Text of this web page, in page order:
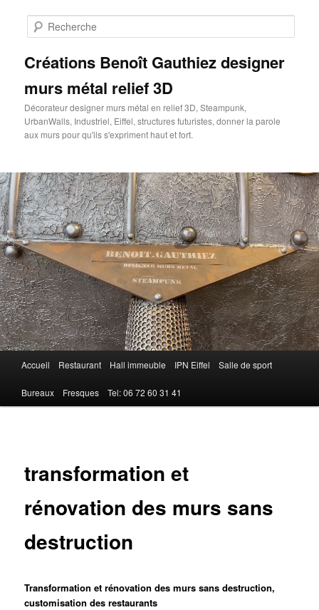
contenu
Créations Benoît Gauthiez designer
murs métal relief 3D
Décorateur designer murs métal en relief 3D, Steampunk,
UrbanWalls, Industriel, Eiffel, structures futuristes, donner la parole
aux murs pour qu'ils s'expriment haut et fort.
principal
Accueil Restaurant Hall immeuble IPN Eiffel Salle de sport
Bureaux Fresques Tel: 06 72 60 31 41
transformation et
rénovation des murs sans
destruction
Transformation et rénovation des murs sans destruction,
customisation des restaurants